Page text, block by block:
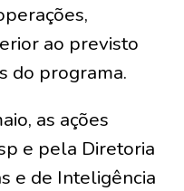
ao previsto
do programa.
as ações
e pela Diretoria
e de Inteligência